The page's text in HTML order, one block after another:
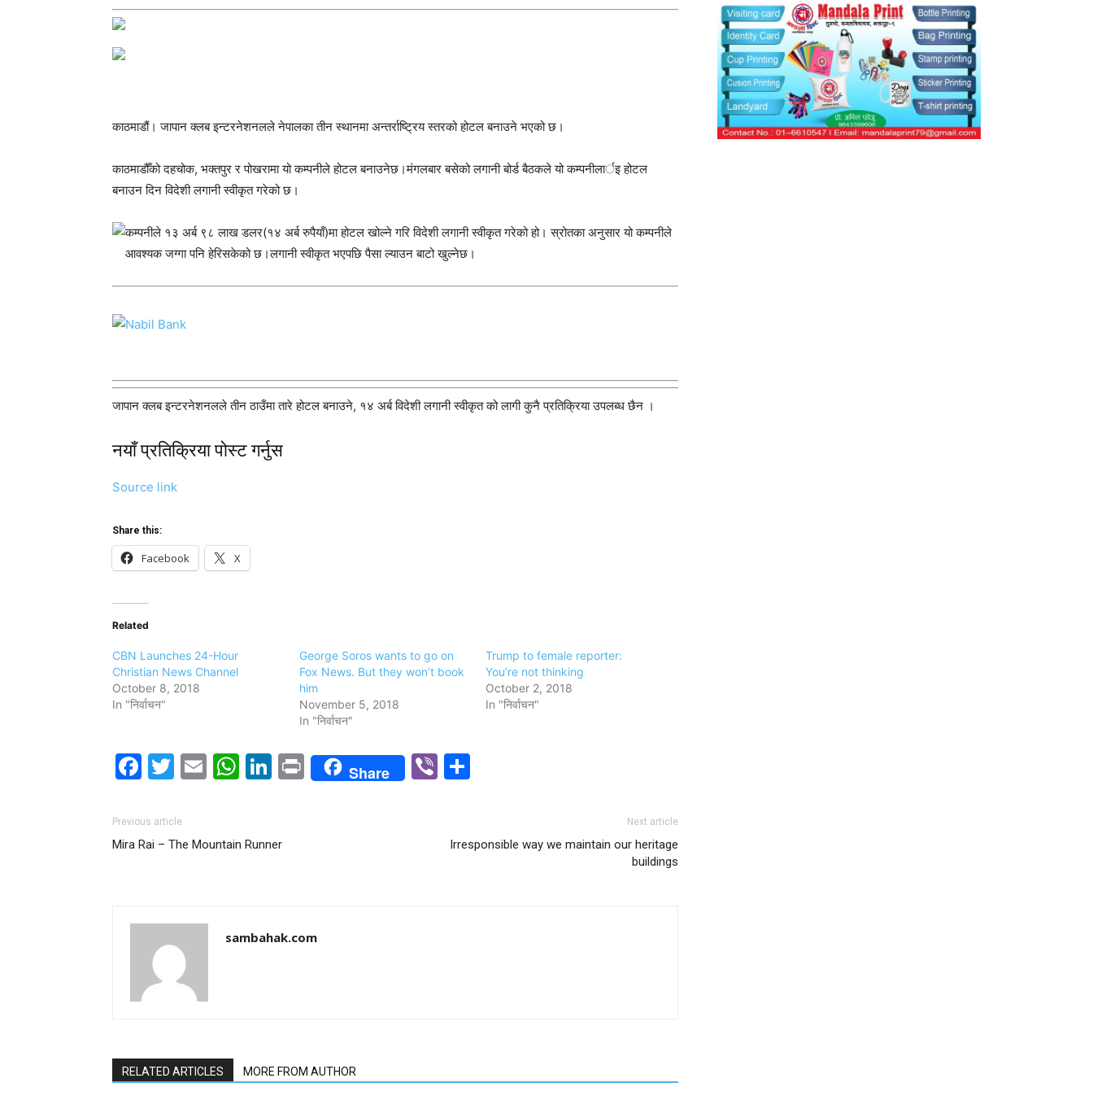
काठमाडौं। जापान क्लब इन्टरनेशनलले नेपालका तीन स्थानमा अन्तर्राष्ट्रिय स्तरको होटल बनाउने भएको छ।
काठमाडौँको दहचोक, भक्तपुर र पोखरामा यो कम्पनीले होटल बनाउनेछ।मंगलबार बसेको लगानी बोर्ड बैठकले यो कम्पनीलार्इ होटल
बनाउन दिन विदेशी लगानी स्वीकृत गरेको छ।
कम्पनीले १३ अर्ब ९८ लाख डलर(१४ अर्ब रुपैयाँ)मा होटल खोल्ने गरि विदेशी लगानी स्वीकृत गरेको हो। स्रोतका अनुसार यो कम्पनीले
आवश्यक जग्गा पनि हेरिसकेको छ।लगानी स्वीकृत भएपछि पैसा ल्याउन बाटो खुल्नेछ।
जापान क्लब इन्टरनेशनलले तीन ठाउँमा तारे होटल बनाउने, १४ अर्ब विदेशी लगानी स्वीकृत को लागी कुनै प्रतिक्रिया उपलब्ध छैन ।
नयाँ प्रतिक्रिया पोस्ट गर्नुस
Source link
Share this:
Facebook X
Related
CBN Launches 24-Hour
Christian News Channel
October 8, 2018
In "निर्वाचन"
George Soros wants to go on
Fox News. But they won’t book
him
November 5, 2018
In "निर्वाचन"
Trump to female reporter:
You’re not thinking
October 2, 2018
In "निर्वाचन"
Facebook
Twitter
EmailWhatsApp
LinkedIn
PrintShare Viber
Previous article
Mira Rai – The Mountain Runner
Next article
Irresponsible way we maintain our heritage
buildings
sambahak.com
RELATED ARTICLES MORE FROM AUTHOR